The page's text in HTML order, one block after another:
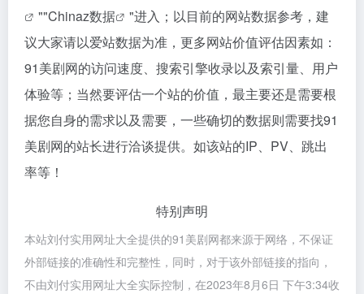
""Chinaz数据
"进入；以目前的网站数据参考，建
议大家请以爱站数据为准，更多网站价值评估因素如：
91美剧网的访问速度、搜索引擎收录以及索引量、用户
体验等；当然要评估一个站的价值，最主要还是需要根
据您自身的需求以及需要，一些确切的数据则需要找91
美剧网的站长进行洽谈提供。如该站的IP、PV、跳出
率等！
特别声明
本站刘付实用网址大全提供的91美剧网都来源于网络，不保证
外部链接的准确性和完整性，同时，对于该外部链接的指向，
不由刘付实用网址大全实际控制，在2023年8月6日 下午3:34收